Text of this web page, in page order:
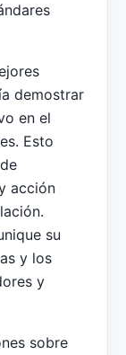
demostrar
en el
Esto
acción
su
y los
y
sobre